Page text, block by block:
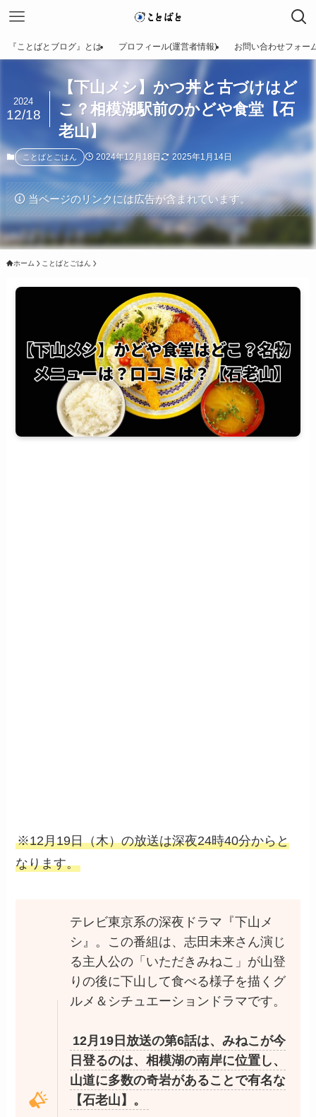
『ことばとブログ』とは プロフィール(運営者情報) お問い合わせフォー
【下山メシ】かつ丼と古づけはど
こ？相模湖駅前のかどや食堂【石
老山】
2024
12/18
ことばとごはん 2024年12月18日 2025年1月14日
当ページのリンクには広告が含まれています。
ホーム ことばとごはん
※12月19日（木）の放送は深夜24時40分からと
なります。
テレビ東京系の深夜ドラマ『下山メ
シ』。この番組は、志田未来さん演じ
る主人公の「いただきみねこ」が山登
りの後に下山して食べる様子を描くグ
ルメ＆シチュエーションドラマです。
12月19日放送の第6話は、みねこが今
日登るのは、相模湖の南岸に位置し、
山道に多数の奇岩があることで有名な
【石老山】。